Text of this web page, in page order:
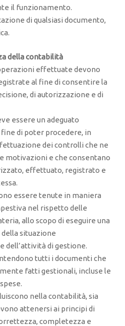
il funzionamento.
di qualsiasi documento,
della contabilità
effettuate devono
al fine di consentire la
di autorizzazione e di
essere un adeguato
di poter procedere, in
dei controlli che ne
motivazioni e che consentano
effettuato, registrato e
essere tenute in maniera
nel rispetto delle
allo scopo di eseguire una
situazione
dell’attività di gestione.
tutti i documenti che
fatti gestionali, incluse le
nella contabilità, sia
attenersi ai principi di
completezza e